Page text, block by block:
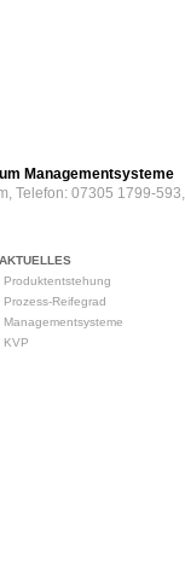
Managementsysteme
Telefon: 07305 1799-
Produktentstehung
Prozess-Reifegrad
Managementsysteme
KVP